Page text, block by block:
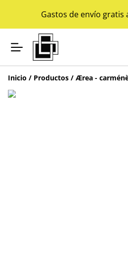
Gastos de envío gratis
Inicio / Productos / Ærea -